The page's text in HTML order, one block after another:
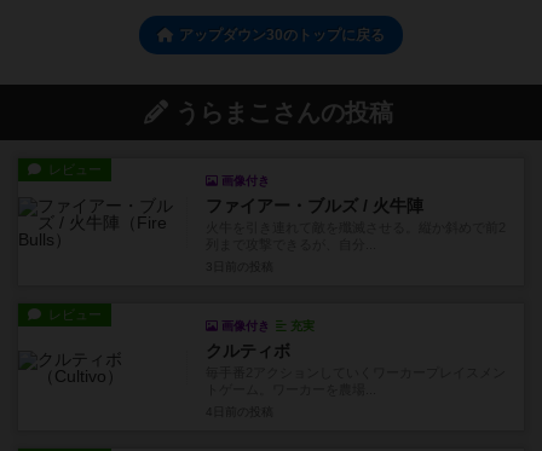
アップダウン30のトップに戻る
うらまこさんの投稿
レビュー
画像付き
ファイアー・ブルズ / 火牛陣
レビュー
画像付き 充実
クルティボ